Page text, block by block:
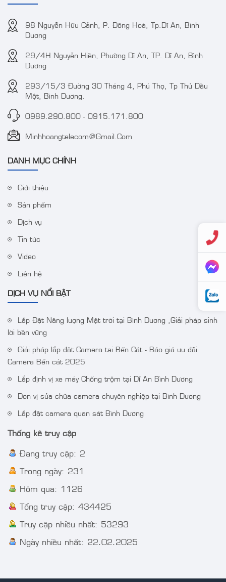
Camera IP 4MP
IPC-HDW2449T-S-PRO
(kbt)
Camera TVT TD-
Water-proof Bullet
Camera IP Colorvu 2MP
HIKVISION DS-
2CD1027G0-LUF
J142I/NKS424W03H
Camera IP AcuSense
VT-2CD3BG-DC
ColorVu Audio Fixed
Turret Camera
98 Nguyễn Hữu Cảnh, P. Đông Hoà, Tp.Dĩ An, Bình
Dương
29/4H Nguyễn Hiền, Phường Dĩ An, TP. Dĩ An, Bình
Dương
293/15/3 Đường 30 Tháng 4, Phú Thọ, Tp Thủ Dầu
Một, Bình Dương.
0989.290.800 - 0915.171.800
Minhhoangtelecom@gmail.com
DANH MỤC CHÍNH
Giới thiệu
Sản phẩm
Dịch vụ
Tin tức
Video
Liên hệ
DỊCH VỤ NỔI BẬT
Lắp Đặt Năng lượng Mặt trời tại Bình Dương ,Giải pháp sinh
lời bền vững
Giải pháp lắp đặt Camera tại Bến Cát - Báo giá ưu đãi
Camera Bến cát 2025
Lắp định vị xe máy Chống trộm tại Dĩ An Bình Dương
Đơn vị sửa chữa camera chuyên nghiệp tại Bình Dương
Lắp đặt camera quan sát Bình Dương
Thống kê truy cập
Đang truy cập: 2
Trong ngày: 231
Hôm qua: 1126
Tổng truy cập: 434425
Truy cập nhiều nhất: 53293
Ngày nhiều nhất: 22.02.2025